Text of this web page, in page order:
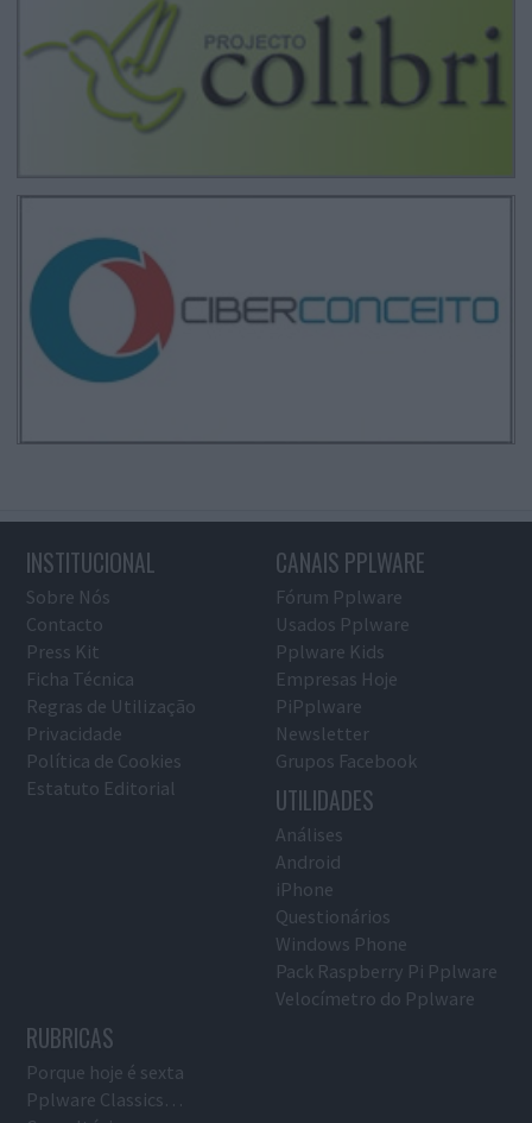
INSTITUCIONAL
Sobre Nós
Contacto
Press Kit
Ficha Técnica
Regras de Utilização
Privacidade
Política de Cookies
Estatuto Editorial
CANAIS PPLWARE
Fórum Pplware
Usados Pplware
Pplware Kids
Empresas Hoje
PiPplware
Newsletter
Grupos Facebook
UTILIDADES
Análises
Android
iPhone
Questionários
Windows Phone
Pack Raspberry Pi Pplware
Velocímetro do Pplware
RUBRICAS
Porque hoje é sexta
Pplware Classics…